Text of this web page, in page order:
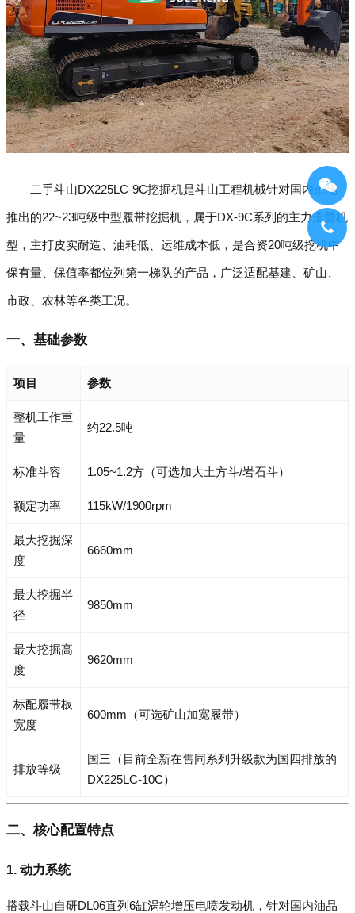
二手斗山DX225LC-9C挖掘机是斗山工程机械针对国内市场
推出的22~23吨级中型履带挖掘机，属于DX-9C系列的主力走量机
型，主打皮实耐造、油耗低、运维成本低，是合资20吨级挖机中
保有量、保值率都位列第一梯队的产品，广泛适配基建、矿山、
市政、农林等各类工况。
一、基础参数
项目 参数
整机工作重
量
约22.5吨
标准斗容 1.05~1.2方（可选加大土方斗/岩石斗）
额定功率 115kW/1900rpm
最大挖掘深
度
6660mm
最大挖掘半
径
9850mm
最大挖掘高
度
9620mm
标配履带板
宽度
600mm（可选矿山加宽履带）
排放等级
国三（目前全新在售同系列升级款为国四排放的
DX225LC-10C）
二、核心配置特点
1. 动力系统
搭载斗山自研DL06直列6缸涡轮增压电喷发动机，针对国内油品